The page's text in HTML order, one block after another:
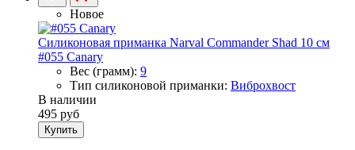
Новое
Силиконовая приманка Narval Commander Shad 10 см
#055 Canary
Вес (грамм): 9
Тип силиконовой приманки: Виброхвост
В наличии
495 руб
Купить